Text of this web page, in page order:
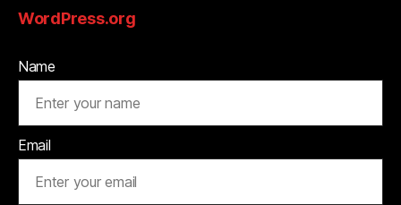
WordPress.org
Name
Email